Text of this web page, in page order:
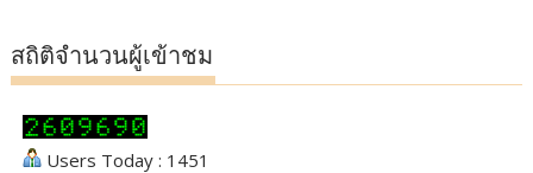
สถิติจำนวนผู้เข้าชม
Users Today : 1451